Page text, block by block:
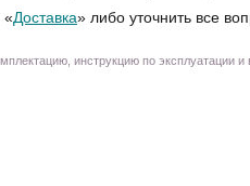
«Доставка» либо уточнить все
инструкцию по эксплуатации